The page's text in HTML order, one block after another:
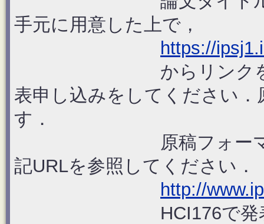
手元に用意した上で，
https://
からリンクをたどっ
表申し込みをしてください
す．
原稿フォーマットに
記URLを参照してください．
http://
HCI176で発表を行